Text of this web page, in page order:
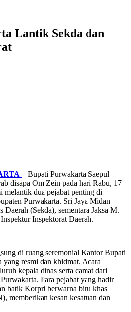
Lantik Sekda dan
– Bupati Purwakarta Saepul
disapa Om Zein pada hari Rabu, 17
melantik dua pejabat penting di
Purwakarta. Sri Jaya Midan
Daerah (Sekda), sementara Jaksa M.
Inspektorat Daerah.
di ruang seremonial Kantor Bupati
yang resmi dan khidmat. Acara
kepala dinas serta camat dari
Para pejabat yang hadir
batik Korpri berwarna biru khas
memberikan kesan kesatuan dan